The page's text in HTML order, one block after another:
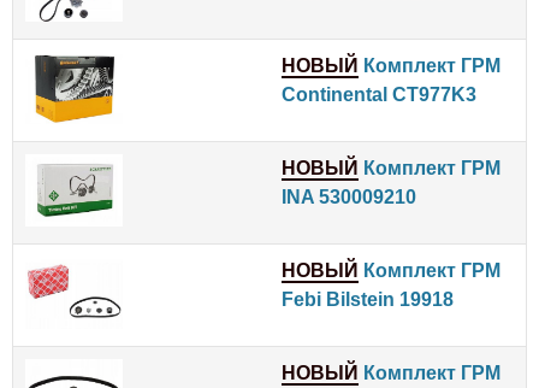
НОВЫЙ Комплект ГРМ
Continental CT977K3
НОВЫЙ Комплект ГРМ
INA 530009210
НОВЫЙ Комплект ГРМ
Febi Bilstein 19918
НОВЫЙ Комплект ГРМ